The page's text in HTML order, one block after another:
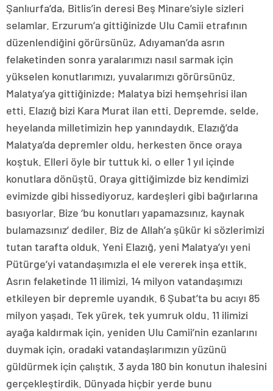
Şanlıurfa’da, Bitlis’in deresi Beş Minare’siyle sizleri
selamlar. Erzurum’a gittiğinizde Ulu Camii etrafının
düzenlendiğini görürsünüz, Adıyaman’da asrın
felaketinden sonra yaralarımızı nasıl sarmak için
yükselen konutlarımızı, yuvalarımızı görürsünüz.
Malatya’ya gittiğinizde; Malatya bizi hemşehrisi ilan
etti. Elazığ bizi Kara Murat ilan etti. Depremde, selde,
heyelanda milletimizin hep yanındaydık. Elazığ’da
Malatya’da depremler oldu, herkesten önce oraya
koştuk. Elleri öyle bir tuttuk ki, o eller 1 yıl içinde
konutlara dönüştü. Oraya gittiğimizde biz kendimizi
evimizde gibi hissediyoruz, kardeşleri gibi bağırlarına
basıyorlar. Bize ‘bu konutları yapamazsınız, kaynak
bulamazsınız’ dediler. Biz de Allah’a şükür ki sözlerimizi
tutan tarafta olduk. Yeni Elazığ, yeni Malatya’yı yeni
Pütürge’yi vatandaşımızla el ele vererek inşa ettik.
Asrın felaketinde 11 ilimizi, 14 milyon vatandaşımızı
etkileyen bir depremle uyandık. 6 Şubat’ta bu acıyı 85
milyon yaşadı. Tek yürek, tek yumruk oldu. 11 ilimizi
ayağa kaldırmak için, yeniden Ulu Camii’nin ezanlarını
duymak için, oradaki vatandaşlarımızın yüzünü
güldürmek için çalıştık. 3 ayda 180 bin konutun ihalesini
gerçekleştirdik. Dünyada hiçbir yerde bunu